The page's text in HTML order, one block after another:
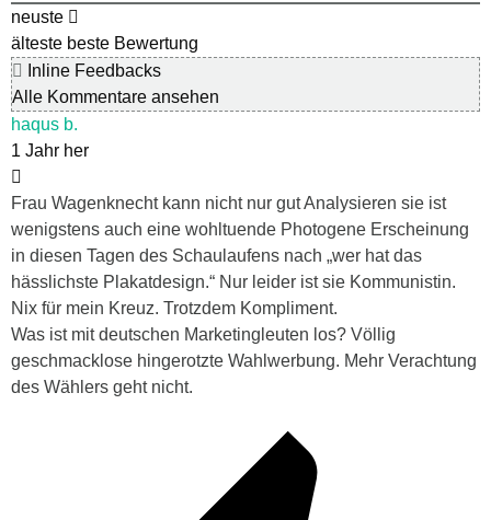
neuste
älteste beste Bewertung
Inline Feedbacks
Alle Kommentare ansehen
haqus b.
1 Jahr her
Frau Wagenknecht kann nicht nur gut Analysieren sie ist
wenigstens auch eine wohltuende Photogene Erscheinung
in diesen Tagen des Schaulaufens nach „wer hat das
hässlichste Plakatdesign.“ Nur leider ist sie Kommunistin.
Nix für mein Kreuz. Trotzdem Kompliment.
Was ist mit deutschen Marketingleuten los? Völlig
geschmacklose hingerotzte Wahlwerbung. Mehr Verachtung
des Wählers geht nicht.